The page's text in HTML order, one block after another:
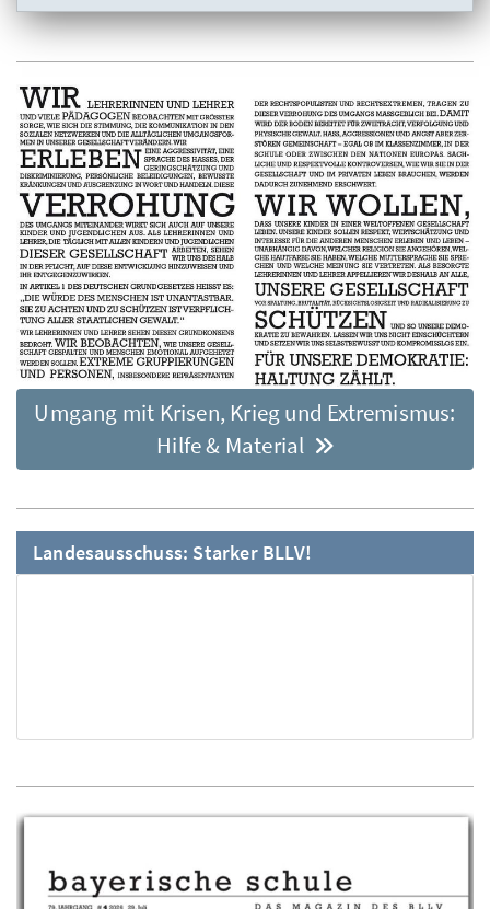
Umgang mit Krisen, Krieg und Extremismus:
Hilfe & Material
Landesausschuss: Starker BLLV!